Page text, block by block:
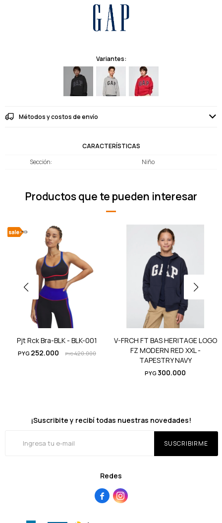
Variantes:
Métodos y costos de envío
CARACTERÍSTICAS
Sección
Niño
Productos que te pueden interesar
Pjt Rck Bra-BLK - BLK-001
PYG 252.000 PYG420.000
V-FRCH FT BAS HERITAGE LOGO
FZ MODERN RED XXL -
TAPESTRY NAVY
PYG300.000
Redes
 
¡Suscribite y recibí todas nuestras novedades!
SUSCRIBIRME